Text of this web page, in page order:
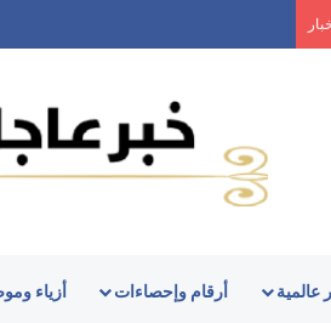
عالمية أرقام وإحصاءات أزياء